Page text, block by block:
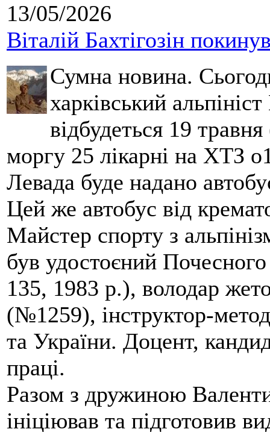
13/05/2026
Віталій Бахтігозін
Сумна новина.
харківський
відбудеться 19
моргу 25 лікарні на ХТЗ
Левада буде надано
Цей же автобус від
Майстер спорту з
був удостоєний
135, 1983 р.), володар
(№1259), інструктор-
та України. Доцент,
праці.
Разом з дружиною
ініціював та підготовив